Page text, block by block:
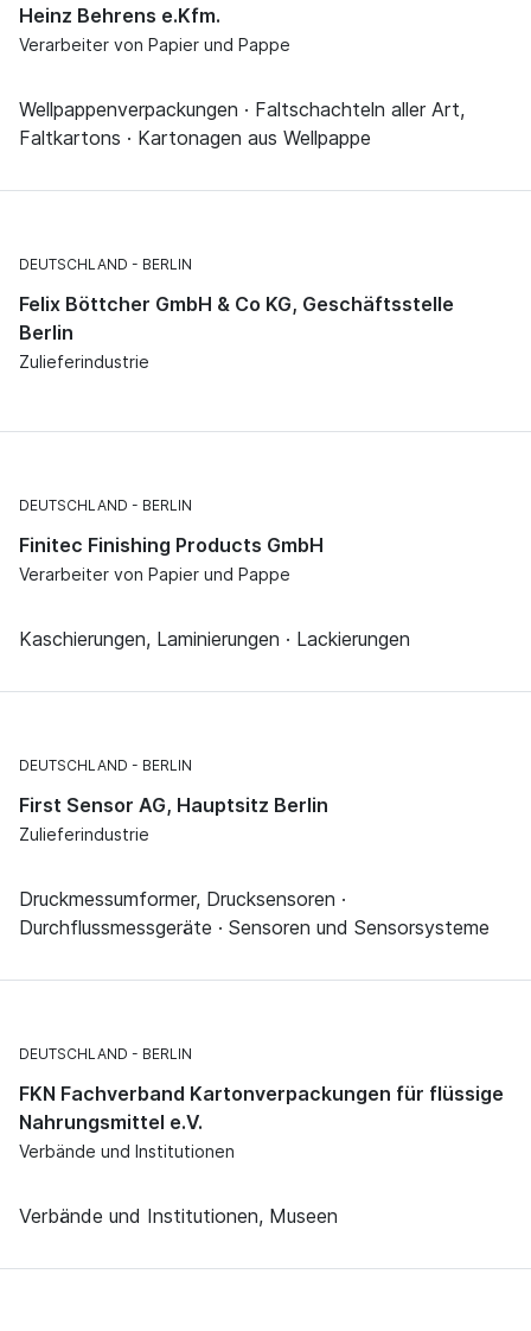
Heinz Behrens e.Kfm.
Verarbeiter von Papier und Pappe
Wellpappenverpackungen · Faltschachteln aller Art,
Faltkartons · Kartonagen aus Wellpappe
DEUTSCHLAND BERLIN
Felix Böttcher GmbH & Co KG, Geschäftsstelle
Berlin
Zulieferindustrie
DEUTSCHLAND BERLIN
Finitec Finishing Products GmbH
Verarbeiter von Papier und Pappe
Kaschierungen, Laminierungen · Lackierungen
DEUTSCHLAND BERLIN
First Sensor AG, Hauptsitz Berlin
Zulieferindustrie
Druckmessumformer, Drucksensoren ·
Durchflussmessgeräte · Sensoren und Sensorsysteme
DEUTSCHLAND BERLIN
FKN Fachverband Kartonverpackungen für flüssige
Nahrungsmittel e.V.
Verbände und Institutionen
Verbände und Institutionen, Museen